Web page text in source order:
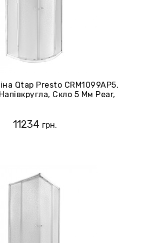
Qtap Presto CRM1099AP5,
Скло 5 Мм Pear,
11234 грн.